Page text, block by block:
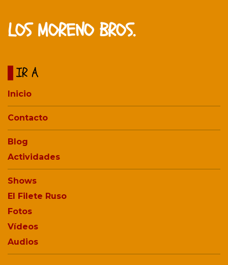
LOS MORENO BROS.
IR A
Inicio
Contacto
Blog
Actividades
Shows
El Filete Ruso
Fotos
Vídeos
Audios